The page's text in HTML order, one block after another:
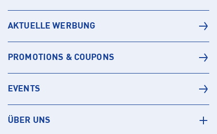
AKTUELLE WERBUNG
PROMOTIONS & COUPONS
EVENTS
ÜBER UNS